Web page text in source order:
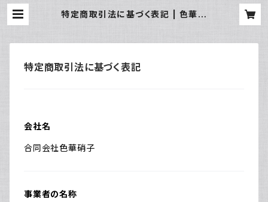
特定商取引法に基づく表記 | 色華硝
特定商取引法に基づく表記
会社名
合同会社色華硝子
事業者の名称